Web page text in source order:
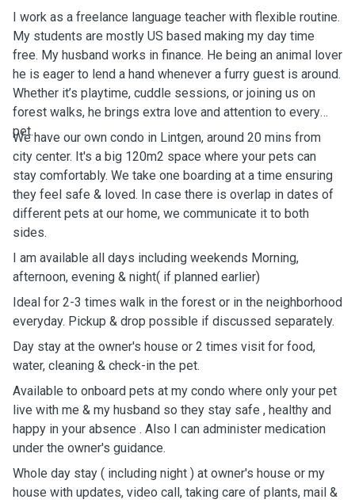
I work as a freelance language teacher with flexible routine.
My students are mostly US based making my day time
free. My husband works in finance. He being an animal lover
he is eager to lend a hand whenever a furry guest is around.
Whether it’s playtime, cuddle sessions, or joining us on
forest walks, he brings extra love and attention to every
pet.
We have our own condo in Lintgen, around 20 mins from
city center. It's a big 120m2 space where your pets can
stay comfortably. We take one boarding at a time ensuring
they feel safe & loved. In case there is overlap in dates of
different pets at our home, we communicate it to both
sides.
I am available all days including weekends Morning,
afternoon, evening & night( if planned earlier)
Ideal for 2-3 times walk in the forest or in the neighborhood
everyday. Pickup & drop possible if discussed separately.
Day stay at the owner's house or 2 times visit for food,
water, cleaning & check-in the pet.
Available to onboard pets at my condo where only your pet
live with me & my husband so they stay safe , healthy and
happy in your absence . Also I can administer medication
under the owner's guidance.
Whole day stay ( including night ) at owner's house or my
house with updates, video call, taking care of plants, mail &